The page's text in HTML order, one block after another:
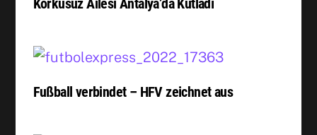
Korkusuz Ailesi Antalya’da Kutladı
Fußball verbindet – HFV zeichnet aus